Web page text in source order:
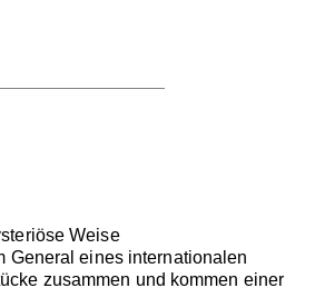
Weise
General eines internationalen
zusammen und kommen einer